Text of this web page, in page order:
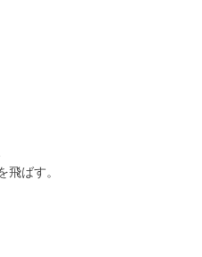
ばす。